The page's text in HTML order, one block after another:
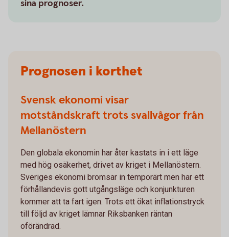
sina prognoser.
Prognosen i korthet
Svensk ekonomi visar
motståndskraft trots svallvågor från
Mellanöstern
Den globala ekonomin har åter kastats in i ett läge
med hög osäkerhet, drivet av kriget i Mellanöstern.
Sveriges ekonomi bromsar in temporärt men har ett
förhållandevis gott utgångsläge och konjunkturen
kommer att ta fart igen. Trots ett ökat inflationstryck
till följd av kriget lämnar Riksbanken räntan
oförändrad.